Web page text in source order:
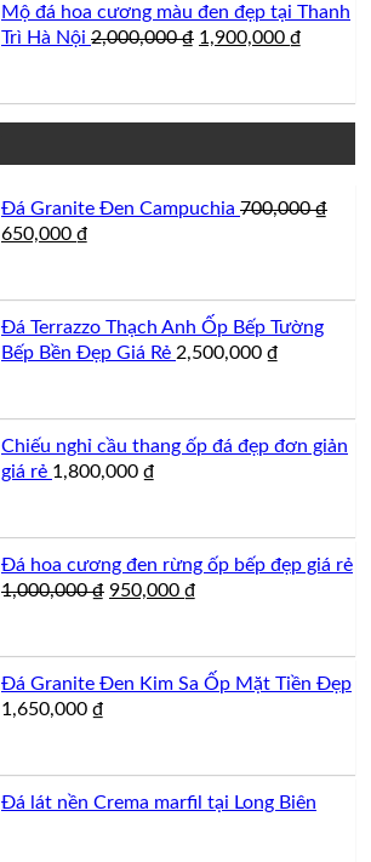
Mộ đá hoa cương màu đen đẹp tại Thanh
Trì Hà Nội 2,000,000₫ Giá
1,900,000 ₫
Đá Granite Đen Campuchia 700,000₫
Giá
650,000 ₫
650,000 ₫.
Đá Terrazzo Thạch Anh Ốp Bếp Tường
Bếp Bền Đẹp Giá Rẻ 2,500,000 ₫
Chiếu nghỉ cầu thang ốp đá đẹp đơn giản
giá rẻ 1,800,000 ₫
Đá hoa cương đen rừng ốp bếp đẹp giá rẻ
1,000,000₫ Giá
950,000 ₫
950,000 ₫.
Đá Granite Đen Kim Sa Ốp Mặt Tiền Đẹp
1,650,000 ₫
Đá lát nền Crema marfil tại Long Biên